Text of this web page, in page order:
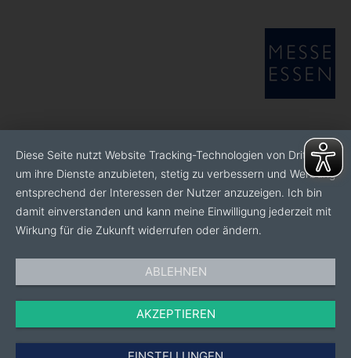
Diese Seite nutzt Website Tracking-Technologien von Dritten,
um ihre Dienste anzubieten, stetig zu verbessern und Werbung
entsprechend der Interessen der Nutzer anzuzeigen. Ich bin
damit einverstanden und kann meine Einwilligung jederzeit mit
Wirkung für die Zukunft widerrufen oder ändern.
ABLEHNEN
AKZEPTIEREN